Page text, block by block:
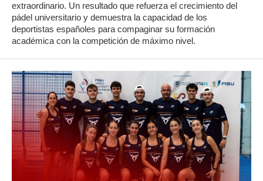
extraordinario. Un resultado que refuerza el crecimiento del
pádel universitario y demuestra la capacidad de los
deportistas españoles para compaginar su formación
académica con la competición de máximo nivel.